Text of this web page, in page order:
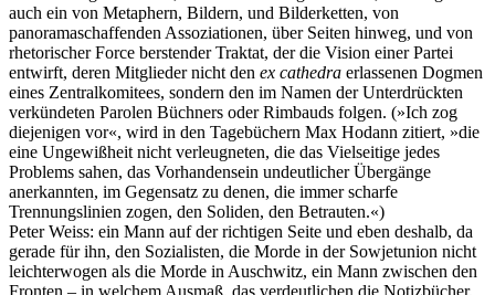
auch ein von Metaphern, Bildern, und Bilderketten, von
panoramaschaffenden Assoziationen, über Seiten hinweg, und von
rhetorischer Force berstender Traktat, der die Vision einer Partei
entwirft, deren Mitglieder nicht den ex cathedra erlassenen Dogmen
eines Zentralkomitees, sondern den im Namen der Unterdrückten
verkündeten Parolen Büchners oder Rimbauds folgen. (»Ich zog
diejenigen vor«, wird in den Tagebüchern Max Hodann zitiert, »die
eine Ungewißheit nicht verleugneten, die das Vielseitige jedes
Problems sahen, das Vorhandensein undeutlicher Übergänge
anerkannten, im Gegensatz zu denen, die immer scharfe
Trennungslinien zogen, den Soliden, den Betrauten.«)
Peter Weiss: ein Mann auf der richtigen Seite und eben deshalb, da
gerade für ihn, den Sozialisten, die Morde in der Sowjetunion nicht
leichterwogen als die Morde in Auschwitz, ein Mann zwischen den